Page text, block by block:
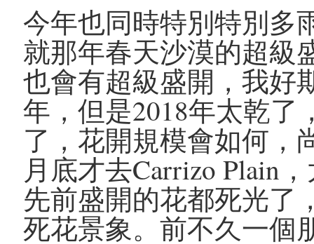
今年也同時特別特別多
就那年春天沙漠的超級
也會有超級盛開，我好
年，但是2018年太乾
了，花開規模會如何，
月底才去Carrizo Plain
先前盛開的花都死光了
死花景象。前不久一個